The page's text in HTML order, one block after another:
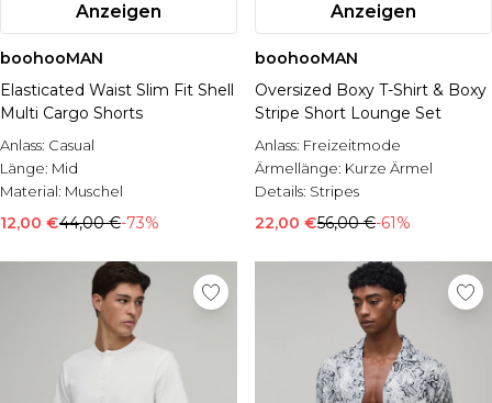
Anzeigen
boohooMAN
Elasticated Waist Slim Fit Shell
Multi Cargo Shorts
Anlass: Casual
Länge: Mid
Material: Muschel
12,00 €44,00 €-73%
Anzeigen
boohooMAN
Oversized Boxy T-Shirt & Boxy
Stripe Short Lounge Set
Anlass: Freizeitmode
Ärmellänge: Kurze Ärmel
Details: Stripes
22,00 €56,00 €-61%